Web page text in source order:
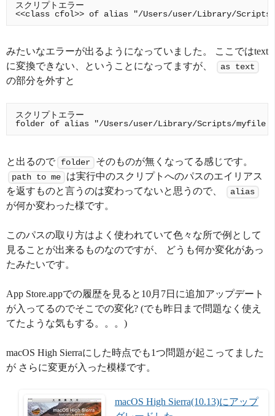
スクリプトエラー
みたいなエラーが出るようになっていました。 ここではtext
に変換できない、ということになってますが、
as text
の部分を外すと
スクリプトエラー
と出るので folder そのものが無くなってる感じです。
path to me
は実行中のスクリプトへのパスのエイリアス
を返すものと言うのは変わってないと思うので、
alias
が何か変わった様です。
このパスの取り方はよく使われていて色々な所で例として
見ることが出来るものなのですが、 どうも何か変化があっ
たみたいです。
App Store.appでの履歴を見ると10月7日に追加アップデート
が入ってるのでそこでの変化? (でも昨日まで問題なく使え
てたような気もする。。。)
macOS High Sierraにした時点でも1つ問題が起こってました
が さらに変更が入った模様です。
macOS High Sierra(10.13)にアップ